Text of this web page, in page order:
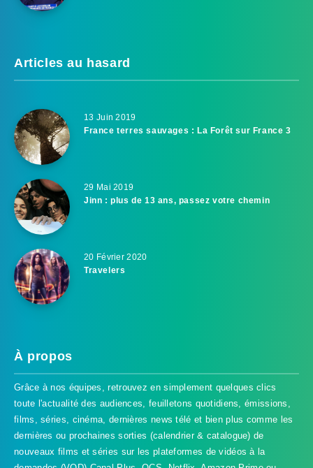
Articles au hasard
13 Juin 2019
France terres sauvages : La Forêt sur France 3
29 Mai 2019
Jinn : plus de 13 ans, passez votre chemin
20 Février 2020
Travelers
À propos
Grâce à nos équipes, retrouvez en simplement quelques clics
toute l'actualité des audiences, feuilletons quotidiens, émissions,
films, séries, cinéma, dernières news télé et bien plus comme les
dernières ou prochaines sorties (calendrier & catalogue) de
nouveaux films et séries sur les plateformes de vidéos à la